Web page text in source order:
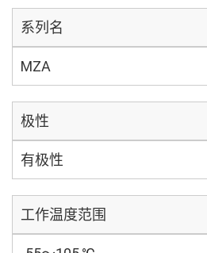
系列名
MZA
极性
有极性
工作温度范围